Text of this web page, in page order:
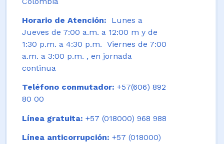
Horario de Atención:
Lunes a
Jueves de 7:00 a.m. a 12:00 m y de
1:30 p.m. a 4:30 p.m. Viernes de 7:00
a.m. a 3:00 p.m. , en jornada
continua
Teléfono conmutador: +57(606) 892
80 00
Línea gratuita: +57 (018000) 968 988
Línea anticorrupción: +57 (018000)